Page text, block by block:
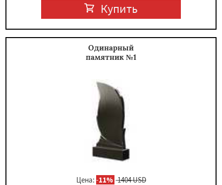
Купить
Одинарный
памятник №1
Цена: -11% 1404 USD
Даю согласие на обработку персональных данных